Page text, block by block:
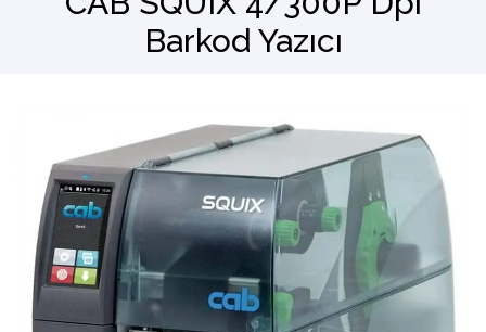
Barkod OkuyucuBarkod Yazıcı